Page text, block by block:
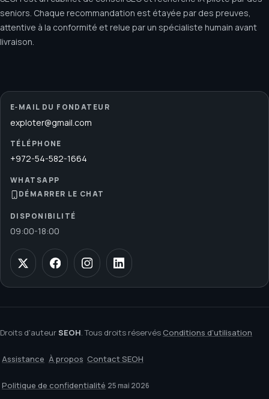
seniors. Chaque recommandation est étayée par des preuves,
attentive à la conformité et relue par un spécialiste humain avant
livraison.
E‑MAIL DU FONDATEUR
exploter@gmail.com
TÉLÉPHONE
+972-54-582-1664
WHATSAPP
DÉMARRER LE CHAT
DISPONIBILITÉ
09:00-18:00
Droits d'auteurSEOH. Tous droits réservésConditions d’utilisation
Assistance À propos Contact SEOH
Politique de confidentialité 25 mai 2026